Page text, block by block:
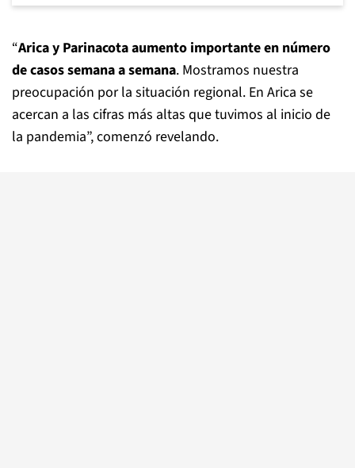
“Arica y Parinacota aumento importante en número
de casos semana a semana. Mostramos nuestra
preocupación por la situación regional. En Arica se
acercan a las cifras más altas que tuvimos al inicio de
la pandemia”, comenzó revelando.